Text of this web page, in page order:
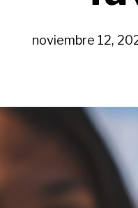
noviembre 12,